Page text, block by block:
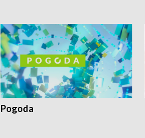
Pogoda